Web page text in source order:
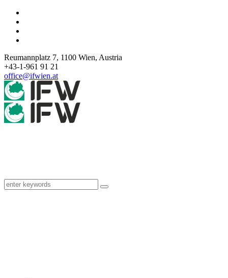
Reumannplatz 7, 1100 Wien, Austria
+43-1-961 91 21
office@ifwien.at